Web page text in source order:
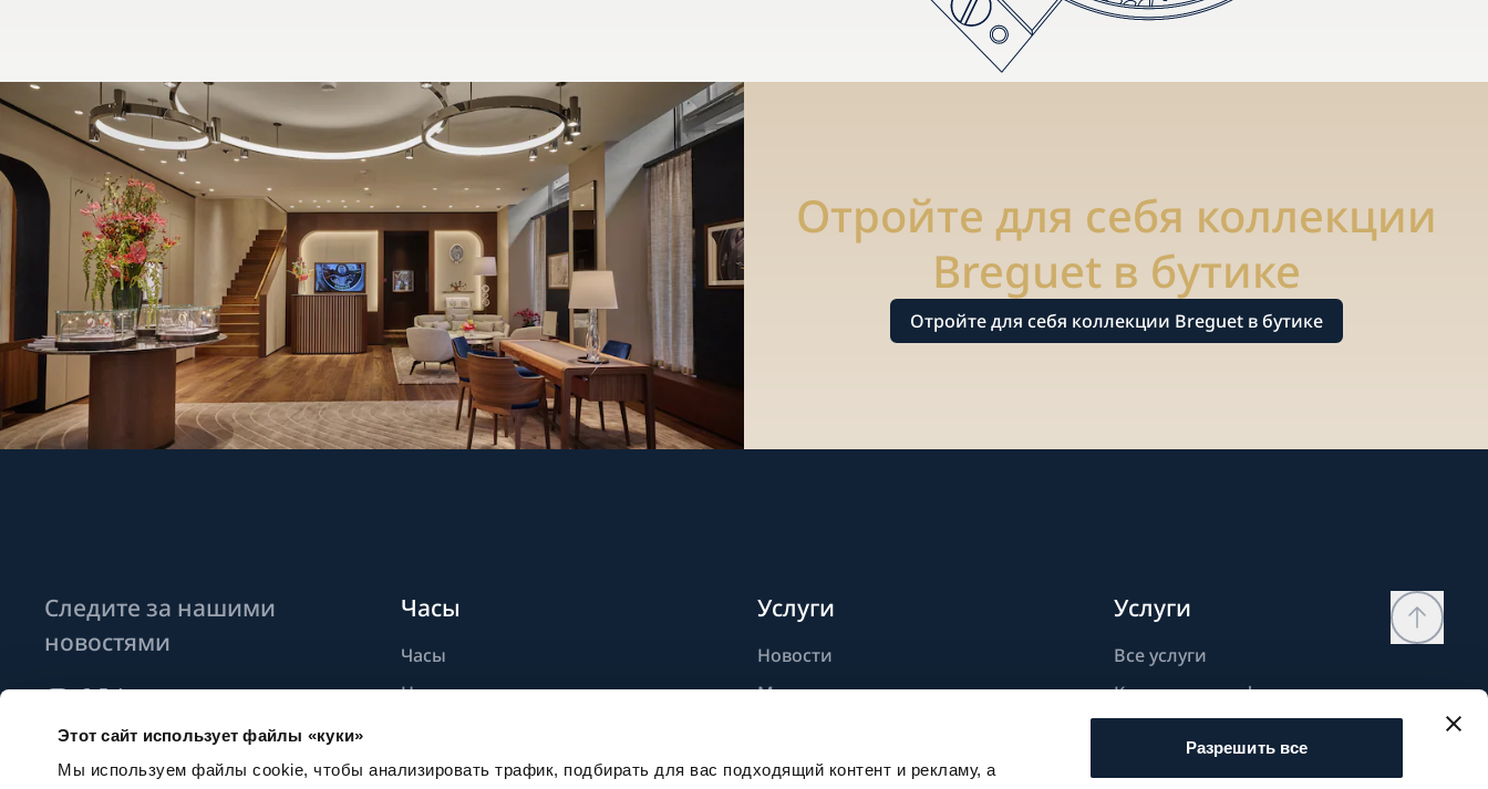
Этот сайт использует файлы «куки»
Мы используем файлы cookie, чтобы анализировать трафик, подбирать для вас подходящий контент и рекламу, а
Разрешить все
Отройте для себя коллекции
Breguet в бутике
Отройте для себя коллекции Breguet в бутике
Следите за нашими
новостями
Подписаться на новостные
рассылки
Часы
Часы
Новые модели
Услуги
Новости
Мастерство
Устойчивое развитие
Услуги
Все услуги
Контактная информация